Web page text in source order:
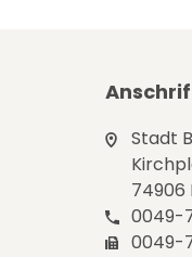
Stadt
74906
0049-
0049-